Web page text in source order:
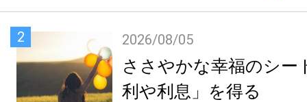
2 2026/08/05
ささやかな幸福のシー
利や利息」を得る